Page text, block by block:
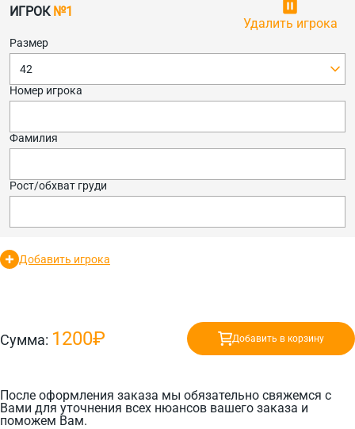
ИГРОК №1
Удалить игрока
Размер
42
Номер игрока
Фамилия
Рост/обхват груди
Добавить игрока
После оформления заказа мы обязательно свяжемся с
Вами для уточнения всех нюансов вашего заказа и
поможем Вам.
Сумма: 1200₽ Добавить в корзину